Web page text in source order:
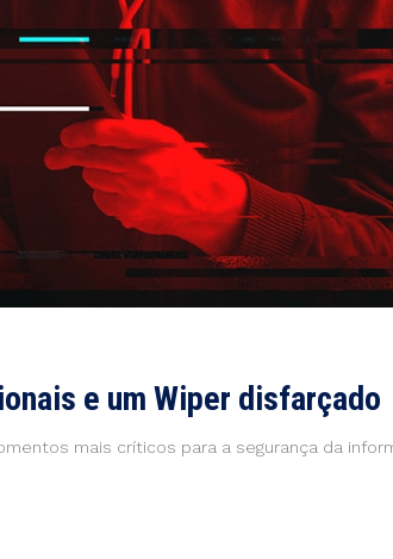
e um Wiper disfarçado
mais críticos para a segurança da